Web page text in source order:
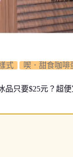
式 喫．甜食咖啡
品只要$25元？超